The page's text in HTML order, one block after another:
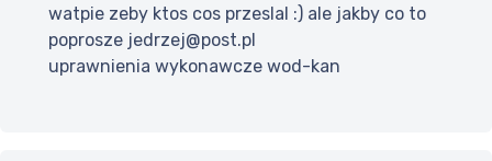
watpie zeby ktos cos przeslal :) ale jakby co to
poprosze jedrzej@post.pl
uprawnienia wykonawcze wod-kan